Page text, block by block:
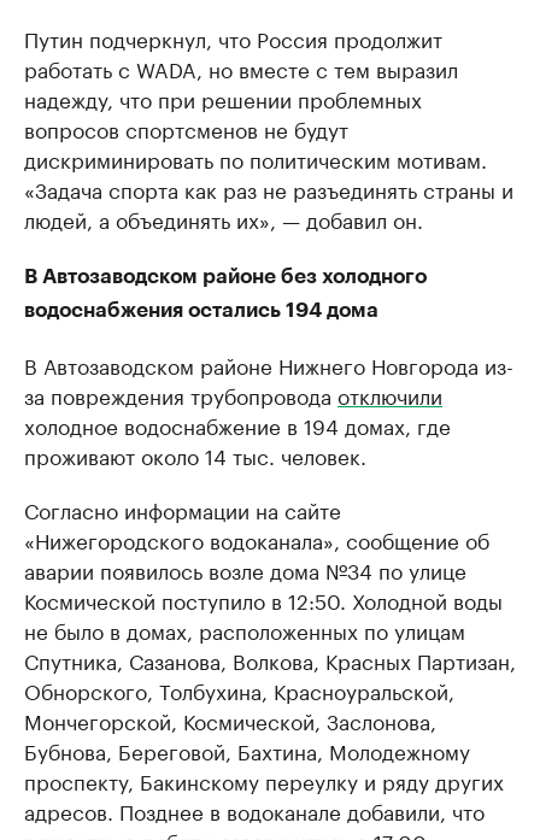
Путин подчеркнул, что Россия продолжит
работать с WADA, но вместе с тем выразил
надежду, что при решении проблемных
вопросов спортсменов не будут
дискриминировать по политическим мотивам.
«Задача спорта как раз не разъединять страны и
людей, а объединять их», — добавил он.
В Автозаводском районе без холодного
водоснабжения остались 194 дома
В Автозаводском районе Нижнего Новгорода из-
за повреждения трубопровода отключили
холодное водоснабжение в 194 домах, где
проживают около 14 тыс. человек.
Согласно информации на сайте
«Нижегородского водоканала», сообщение об
аварии появилось возле дома №34 по улице
Космической поступило в 12:50. Холодной воды
не было в домах, расположенных по улицам
Спутника, Сазанова, Волкова, Красных Партизан,
Обнорского, Толбухина, Красноуральской,
Мончегорской, Космической, Заслонова,
Бубнова, Береговой, Бахтина, Молодежному
проспекту, Бакинскому переулку и ряду других
адресов. Позднее в водоканале добавили, что